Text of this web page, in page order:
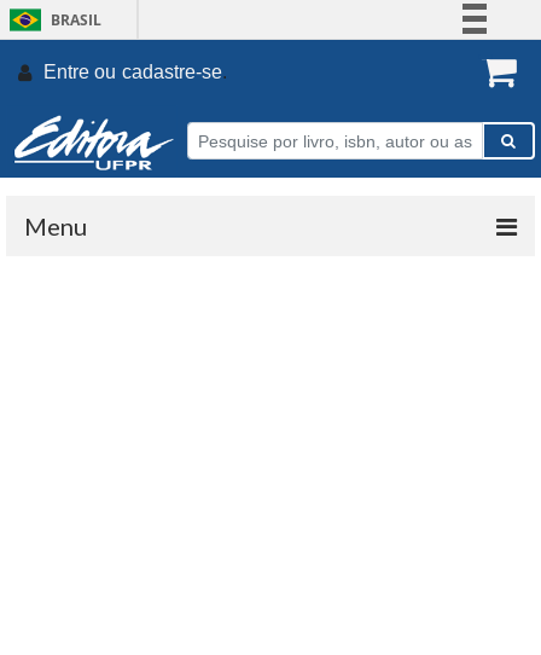
BRASIL
Participe
Entre ou cadastre-se.
Menu